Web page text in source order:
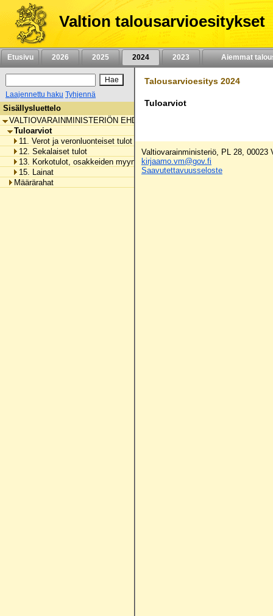
Siirry
sisältöön
Valtion talousarvioesitykset
Etusivu 2026 2025 2024 2023 Aiemmat
Laajennettu haku Tyhjennä
Sisällysluettelo
VALTIOVARAINMINISTERIÖN EHDOTUS VUODEN 2024
Tuloarviot
11. Verot ja veronluonteiset tulot
12. Sekalaiset tulot
13. Korkotulot, osakkeiden myyntitulot ja voiton tuloutukset
15. Lainat
Määrärahat
Talousarvioesitys 2024
Tuloarviot
Valtiovarainministeriö, PL 28, 00023
kirjaamo.vm@gov.fi
Saavutettavuusseloste